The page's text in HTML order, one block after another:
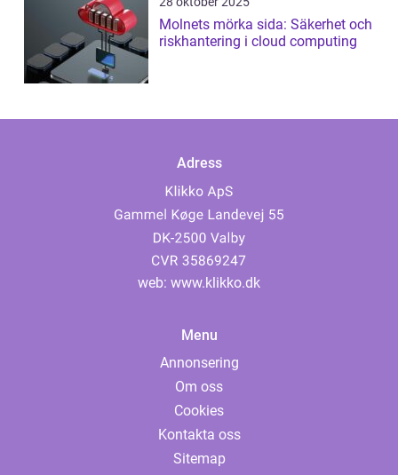
Molnets mörka sida: Säkerhet och
riskhantering i cloud computing
Adress
web: www.klikko.dk
Menu
Annonsering
Om oss
Cookies
Kontakta oss
Sitemap